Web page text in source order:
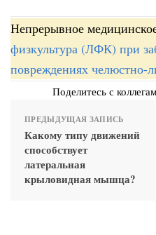
Непрерывное
физкультура (ЛФК) при
повреждениях челюстно-
Поделитесь с
ПРЕДЫДУЩАЯ ЗАПИСЬ
Какому типу движений
способствует
латеральная
крыловидная мышца?